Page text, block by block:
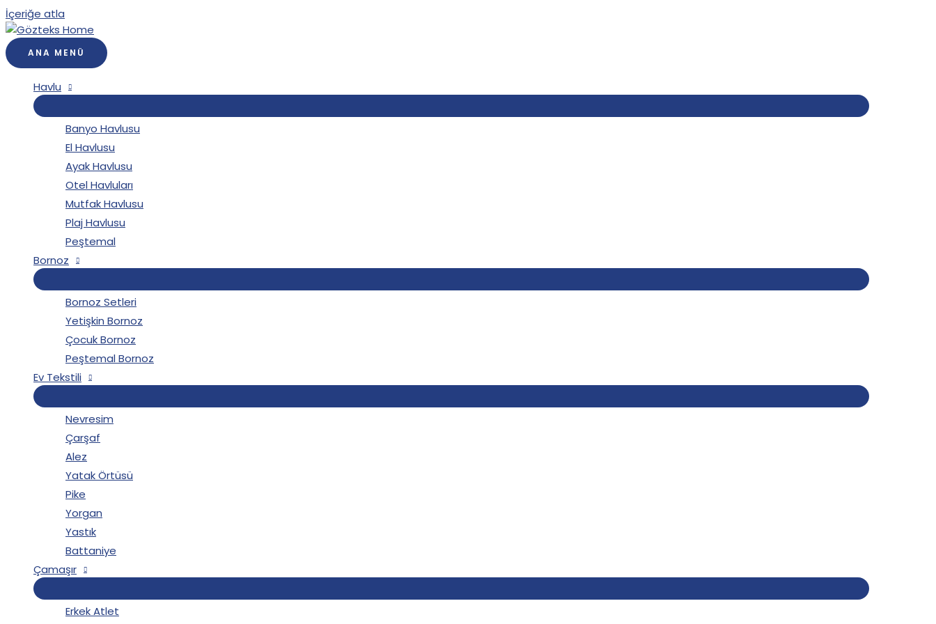
İçeriğe atla
ANA MENÜ
Havlu
Banyo Havlusu
El Havlusu
Ayak Havlusu
Otel Havluları
Mutfak Havlusu
Plaj Havlusu
Peştemal
Bornoz
Bornoz Setleri
Yetişkin Bornoz
Çocuk Bornoz
Peştemal Bornoz
Ev Tekstili
Nevresim
Çarşaf
Alez
Yatak Örtüsü
Pike
Yorgan
Yastık
Battaniye
Çamaşır
Erkek Atlet